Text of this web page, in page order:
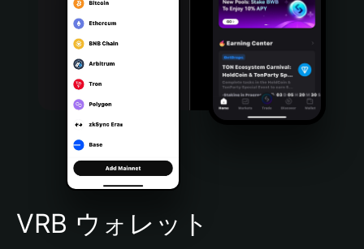
Português (Portugal)
Bahasa Indonesia
Português (Brasil)
Español (Argentina)
VRB ウォレット